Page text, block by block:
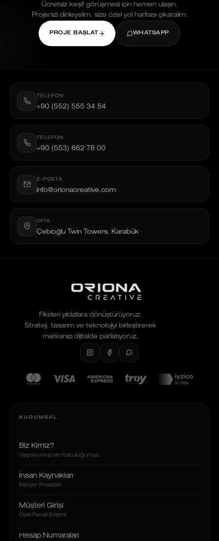
Ücretsiz keşif görüşmesi için hemen ulaşın.
Projenizi dinleyelim, size özel yol haritası çıkaralım.
PROJE BAŞLAT WHATSAPP
TELEFON
+90 (552) 555 34 54
TELEFON
+90 (553) 862 78 00
E-POSTA
info@orionacreative.com
OFIS
Çebioğlu Twin Towers, Karabük
Fikirleri yıldızlara dönüştürüyoruz.
Strateji, tasarım ve teknolojiyi birleştirerek
markanızı dijitalde parlatıyoruz.
KURUMSAL
Biz Kimiz?
Vizyonumuz ve Yolculuğumuz
İnsan Kaynakları
Kariyer Fırsatları
Müşteri Girişi
Özel Panel Erişimi
Hesap Numaraları